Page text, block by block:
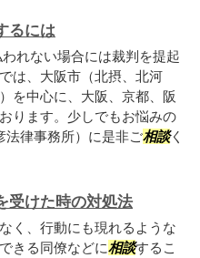
るには
れない場合には裁判を提起
は、大阪市（北摂、北河
を中心に、大阪、京都、阪
ります。少しでもお悩みの
法律事務所）に是非ご相談く
受けた時の対処法
く、行動にも現れるような
きる同僚などに相談するこ